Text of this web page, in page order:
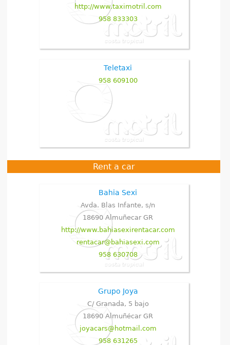
http://www.taximotril.com
958 833303
Teletaxi
958 609100
Rent a car
Bahia Sexi
Avda. Blas Infante, s/n
18690 Almuñecar GR
http://www.bahiasexirentacar.com
rentacar@bahiasexi.com
958 630708
Grupo Joya
C/ Granada, 5 bajo
18690 Almuñécar GR
joyacars@hotmail.com
958 631265